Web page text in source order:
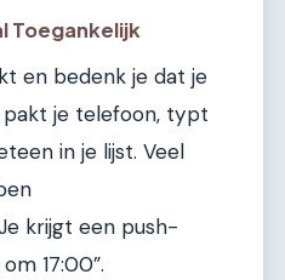
Toegankelijk
en bedenk je dat je
pakt je telefoon, typt
in je lijst. Veel
krijgt een push-
17:00”.